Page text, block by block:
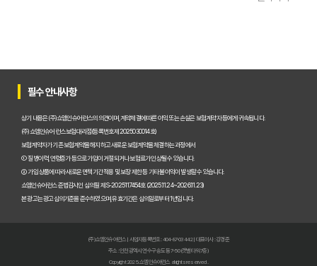
숨은 보험금 찾기, 2025년 놓치면 후회! 내 돈 살리는 마지막 기회!
내 보험금, 잠자고 있는 돈 깨우기! 2025년 숨은 보험금 찾기 A to Z
내 보험, 잠자고 있는 돈 깨우기! 2025년 보험금 찾아가는 비법 대공개
내 보험 다 보여? 숨은 보험금 찾고 2025년 보험료 다이어트 성공!
내 보험 가입내역 한눈에! 숨은 보험금 찾고 똑똑하게 보험 관리하는
내 보험, 5분 안에 숨은 보험금까지 싹싹! 지금 바로 조회하세요
필수 안내사항
상기 내용은 (주)쇼엠인슈어런스의 의견이며, 계약체결에 따른 이익 또는 손실은 보험계약자 등에게 귀속됩니다.
(주)쇼엠인슈어런스 보험대리점(등록번호 제2025030014호)
보험계약자가 기존 보험계약을 해지하고 새로운 보험계약을 체결하는 과정에서
① 질병이력, 연령증가 등으로 가입이 거절되거나 보험료가 인상될 수 있습니다.
② 가입 상품에 따라 새로운 면책기간 적용 및 보장 제한 등 기타 불이익이 발생할 수 있습니다.
쇼엠인슈어런스 준법감시인 심의필 제S-2025117454호 (2025.11.24~2026.11.23)
본 광고는 광고심의기준을 준수하였으며, 유효기간은 심의일로부터 1년입니다.
(주)쇼엠인슈어런스 | 사업자등록번호 : 404-87-03442 | 대표이사 : 강경준
주소 : 인천광역시 연수구 송도동 7-50 (갯벌타워 7층)
Copyright 2025. 쇼엠인슈어런스 all rights reserved.